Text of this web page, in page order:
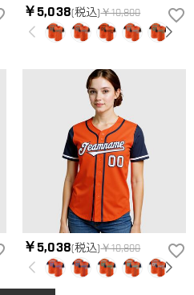
￥5,038(税込)￥10,800
￥5,038(税込)￥10,800